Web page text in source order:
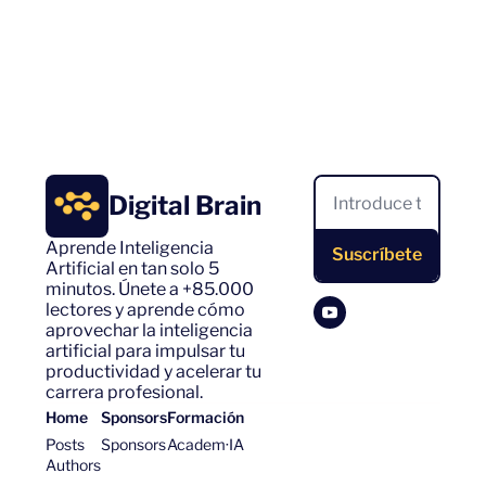
Digital Brain
Aprende Inteligencia
Artificial en tan solo 5
minutos. Únete a +85.000
lectores y aprende cómo
aprovechar la inteligencia
artificial para impulsar tu
productividad y acelerar tu
carrera profesional.
Suscríbete
Home
Posts
Authors
Sponsors
Sponsors
Formación
Academ·IA